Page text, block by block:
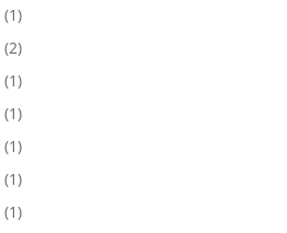
(1)
(2)
(1)
(1)
(1)
(1)
(1)